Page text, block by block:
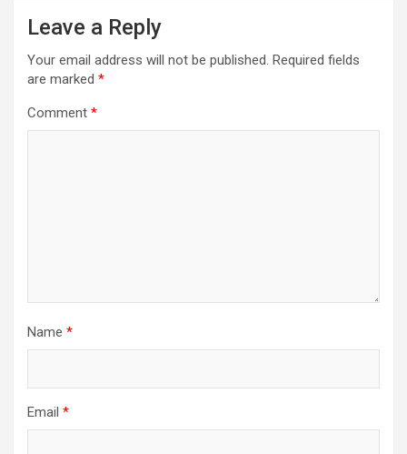
Leave a Reply
Your email address will not be published. Required fields
are marked *
Comment *
Name *
Email *